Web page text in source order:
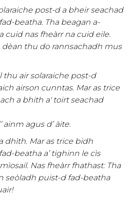
post-d a bheir seachad
beatha. Tha beagan a-
cuid nas fheàrr na cuid eile.
thu do rannsachadh mus
thu air solaraiche post-d
airson cunntas. Mar as trice
a bhith a' toirt seachad
ainm agus d’ àite.
dhìth. Mar as trice bidh
beatha a’ tighinn le cìs
Nas fheàrr fhathast: Tha
seòladh puist-d fad-beatha